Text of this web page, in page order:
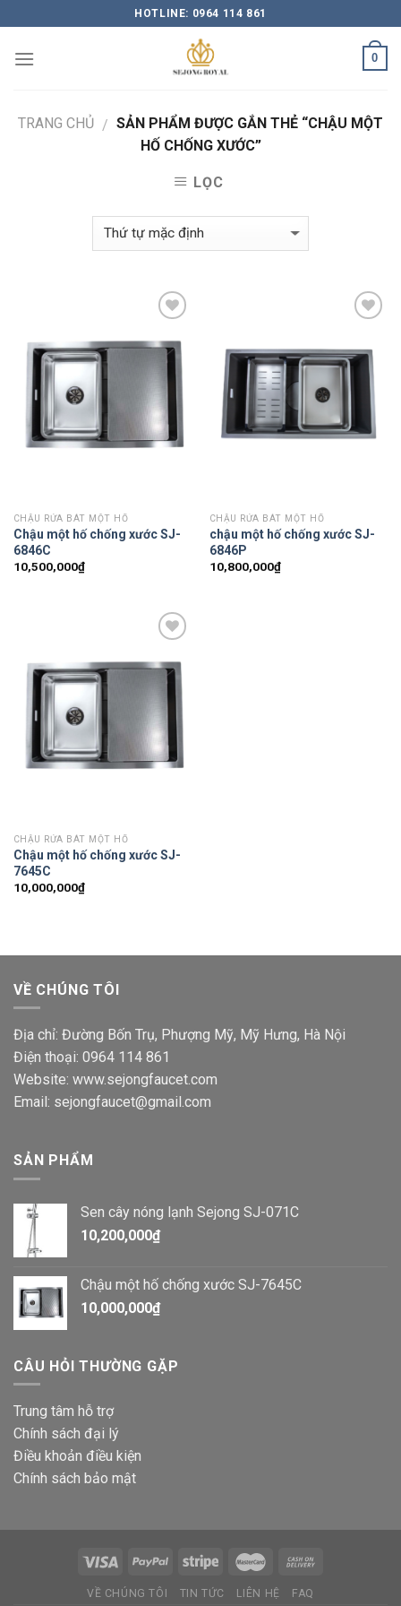
content
HOTLINE: 0964 114 861
0
TRANG CHỦ / SẢN PHẨM ĐƯỢC GẮN THẺ “CHẬU MỘT
HỐ CHỐNG XƯỚC”
LỌC
Wishlist
CHẬU RỬA BÁT MỘT HỐ
Chậu một hố chống xước SJ-
6846C
10,500,000₫
CHẬU RỬA BÁT MỘT HỐ
chậu một hố chống xước SJ-
6846P
10,800,000₫
Wishlist
CHẬU RỬA BÁT MỘT HỐ
Chậu một hố chống xước SJ-
7645C
10,000,000₫
VỀ CHÚNG TÔI
Địa chỉ: Đường Bốn Trụ, Phượng Mỹ, Mỹ Hưng, Hà Nội
Điện thoại: 0964 114 861
Website: www.sejongfaucet.com
Email: sejongfaucet@gmail.com
SẢN PHẨM
Sen cây nóng lạnh Sejong SJ-071C
10,200,000₫
Chậu một hố chống xước SJ-7645C
10,000,000₫
CÂU HỎI THƯỜNG GẶP
Trung tâm hỗ trợ
Chính sách đại lý
Điều khoản điều kiện
Chính sách bảo mật
VỀ CHÚNG TÔI TIN TỨC LIÊN HỆ FAQ